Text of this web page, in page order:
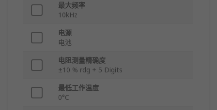
最大频率
10kHz
电源
电池
电阻测量精确度
±10 % rdg + 5 Digits
最低工作温度
0°C